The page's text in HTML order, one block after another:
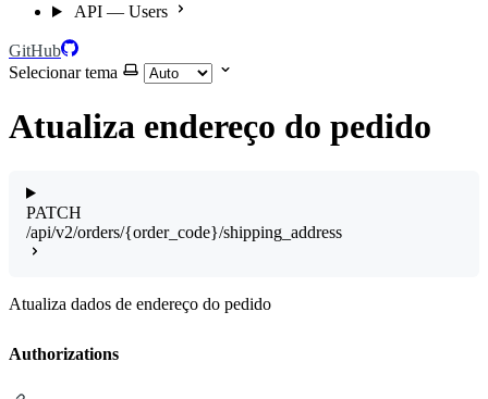
API — Users
GitHub
Selecionar tema
Atualiza endereço do pedido
PATCH
/api/v2/orders/{order_code}/shipping_address
Atualiza dados de endereço do pedido
Authorizations